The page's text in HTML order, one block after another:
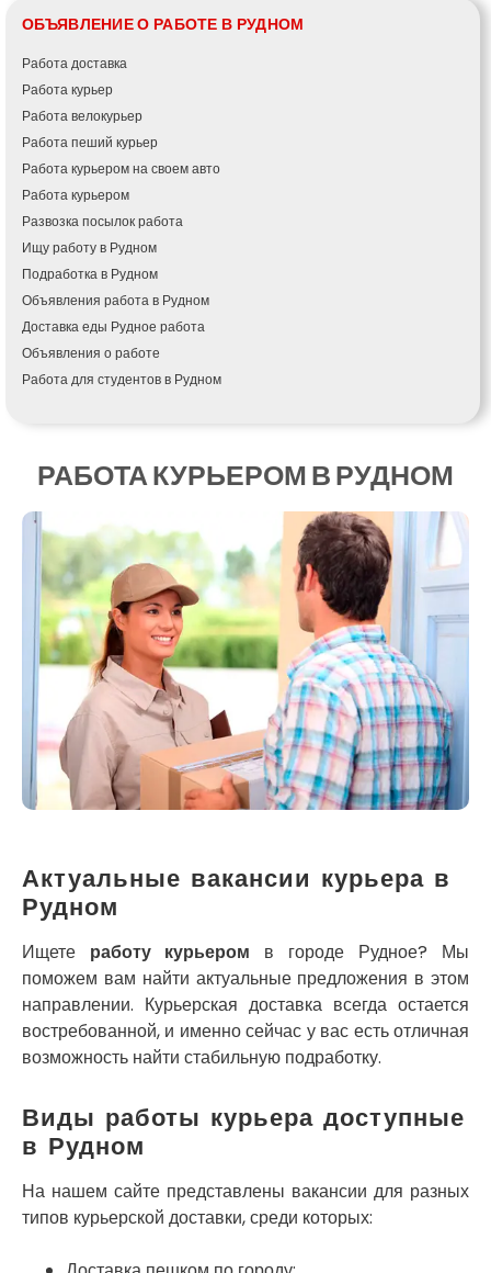
ОБЪЯВЛЕНИЕ О РАБОТЕ В РУДНОМ
Работа доставка
Работа курьер
Работа велокурьер
Работа пеший курьер
Работа курьером на своем авто
Работа курьером
Развозка посылок работа
Ищу работу в Рудном
Подработка в Рудном
Объявления работа в Рудном
Доставка еды Рудное работа
Объявления о работе
Работа для студентов в Рудном
РАБОТА КУРЬЕРОМ В РУДНОМ
Актуальные вакансии курьера в
Рудном
Ищете работу курьером в городе Рудное? Мы
поможем вам найти актуальные предложения в этом
направлении. Курьерская доставка всегда остается
востребованной, и именно сейчас у вас есть отличная
возможность найти стабильную подработку.
Виды работы курьера доступные
в Рудном
На нашем сайте представлены вакансии для разных
типов курьерской доставки, среди которых:
Фонтанка
Гадяч
Гатное
Глеваха
Горишние Плавни
Гостомель
Харьков
Херсон
Хмельницкий
Хмельник
Ирпень
Ивано-Франковск
Измаил
Кагарлык
Калуш
Каменец-Подольский
Канев
Казатин
Киев
Кобеляки
Коцюбинское
Конотоп
Коростень
Корсунь-Шевченковский
Костополь
Ковель
Козин
Красноград
Кременчуг
Кременец
Кропивницкий
Крыховцы
Крюковщина
Крыжановка
Ладыжин
Лесники
Лиманка
Лозовая
Лубны
Лука-Мелешковская
Львов
Марганец
Миргород